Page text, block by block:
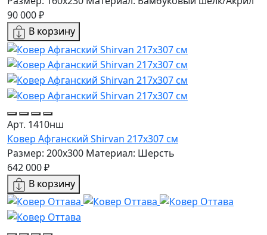
90 000 ₽
В корзину
Арт. 1410нш
Ковер Афганский Shirvan 217x307 см
Размер: 200x300 Материал: Шерсть
642 000 ₽
В корзину